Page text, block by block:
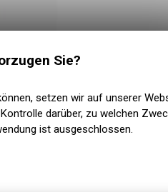
Sie?
setzen wir auf unserer
darüber, zu welchen
ist ausgeschlossen.